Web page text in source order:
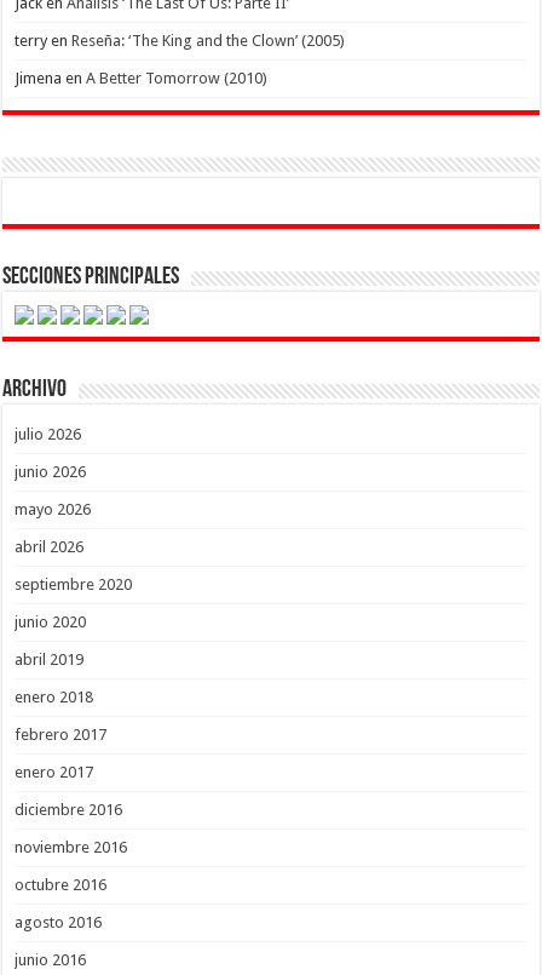
terryenReseña: ‘The King and the Clown’ (2005)
Jimena enA Better Tomorrow (2010)
Secciones Principales
Archivo
julio 2026
junio 2026
mayo 2026
abril 2026
septiembre 2020
junio 2020
abril 2019
enero 2018
febrero 2017
enero 2017
diciembre 2016
noviembre 2016
octubre 2016
agosto 2016
junio 2016